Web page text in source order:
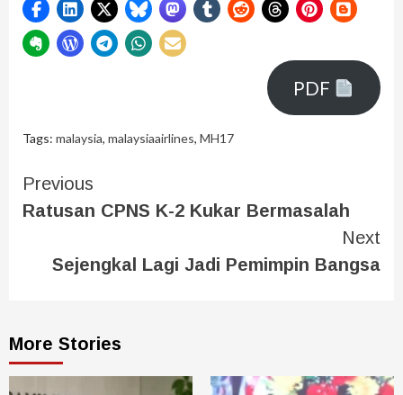
PDF
Tags: malaysia, malaysiaairlines, MH17
Previous
Ratusan CPNS K-2 Kukar Bermasalah
Next
Sejengkal Lagi Jadi Pemimpin Bangsa
More Stories